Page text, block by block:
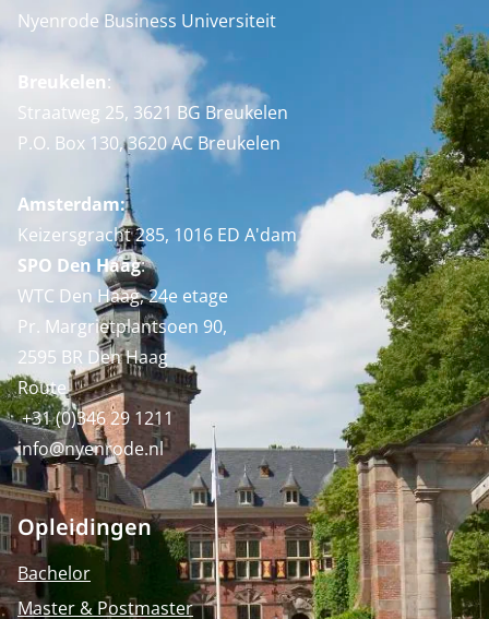
Nyenrode Business Universiteit
Breukelen:
Straatweg 25, 3621 BG Breukelen
P.O. Box 130, 3620 AC Breukelen
Amsterdam:
Keizersgracht 285, 1016 ED A'dam
SPO Den Haag:
WTC Den Haag, 24e etage
Pr. Margrietplantsoen 90,
2595 BR Den Haag
Route
+31 (0)346 29 1211
info@nyenrode.nl
Opleidingen
Bachelor
Master & Postmaster